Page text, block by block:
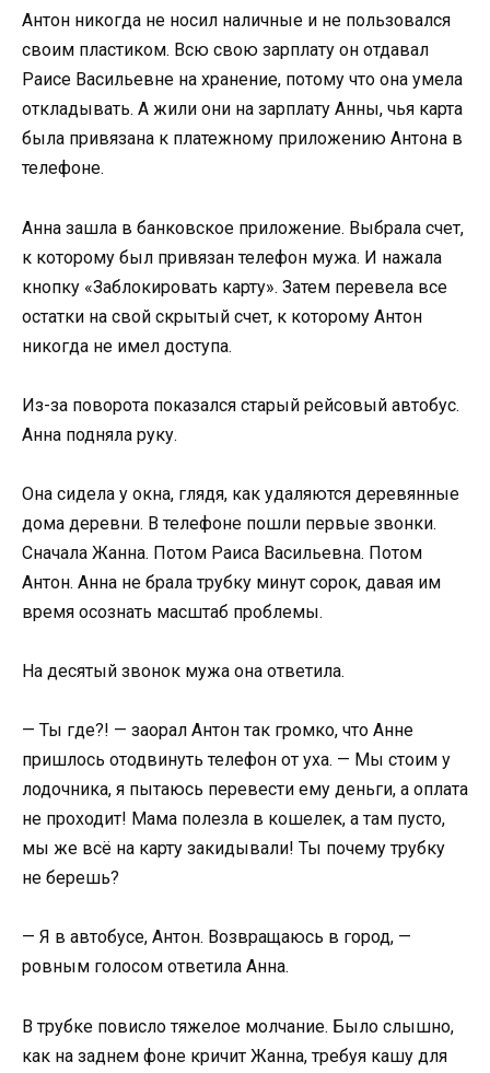
Антон никогда не носил наличные и не пользовался
своим пластиком. Всю свою зарплату он отдавал
Раисе Васильевне на хранение, потому что она умела
откладывать. А жили они на зарплату Анны, чья карта
была привязана к платежному приложению Антона в
телефоне.
Анна зашла в банковское приложение. Выбрала счет,
к которому был привязан телефон мужа. И нажала
кнопку «Заблокировать карту». Затем перевела все
остатки на свой скрытый счет, к которому Антон
никогда не имел доступа.
Из-за поворота показался старый рейсовый автобус.
Анна подняла руку.
Она сидела у окна, глядя, как удаляются деревянные
дома деревни. В телефоне пошли первые звонки.
Сначала Жанна. Потом Раиса Васильевна. Потом
Антон. Анна не брала трубку минут сорок, давая им
время осознать масштаб проблемы.
На десятый звонок мужа она ответила.
— Ты где?! — заорал Антон так громко, что Анне
пришлось отодвинуть телефон от уха. — Мы стоим у
лодочника, я пытаюсь перевести ему деньги, а оплата
не проходит! Мама полезла в кошелек, а там пусто,
мы же всё на карту закидывали! Ты почему трубку
не берешь?
— Я в автобусе, Антон. Возвращаюсь в город, —
ровным голосом ответила Анна.
В трубке повисло тяжелое молчание. Было слышно,
как на заднем фоне кричит Жанна, требуя кашу для